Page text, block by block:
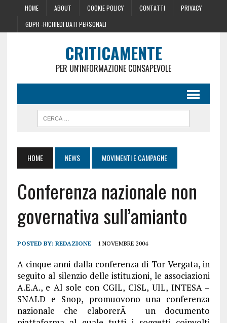
HOME ABOUT COOKIE POLICY CONTATTI
PRIVACY
GDPR -RICHIEDI DATI PERSONALI
CRITICAMENTE
PER UN'INFORMAZIONE CONSAPEVOLE
HOME NEWS MOVIMENTI E CAMPAGNE
Conferenza nazionale non
governativa sull’amianto
POSTED BY: REDAZIONE 1 NOVEMBRE 2004
A cinque anni dalla conferenza di Tor Vergata, in
seguito al silenzio delle istituzioni, le associazioni
A.E.A., e Al sole con CGIL, CISL, UIL, INTESA –
SNALD e Snop, promuovono una conferenza
nazionale che elaborerÃ un documento